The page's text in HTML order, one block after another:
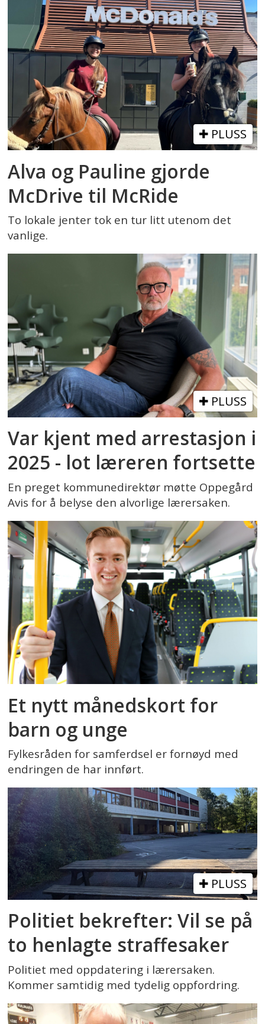
PLUSS
Alva og Pauline gjorde
McDrive til McRide
To lokale jenter tok en tur litt utenom det
vanlige.
PLUSS
Var kjent med arrestasjon i
2025 - lot læreren fortsette
En preget kommunedirektør møtte Oppegård
Avis for å belyse den alvorlige lærersaken.
Et nytt månedskort for
barn og unge
Fylkesråden for samferdsel er fornøyd med
endringen de har innført.
PLUSS
Politiet bekrefter: Vil se på
to henlagte straffesaker
Politiet med oppdatering i lærersaken.
Kommer samtidig med tydelig oppfordring.